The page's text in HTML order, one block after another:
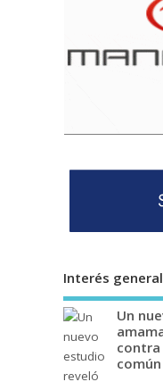
Interés general
Un
contra